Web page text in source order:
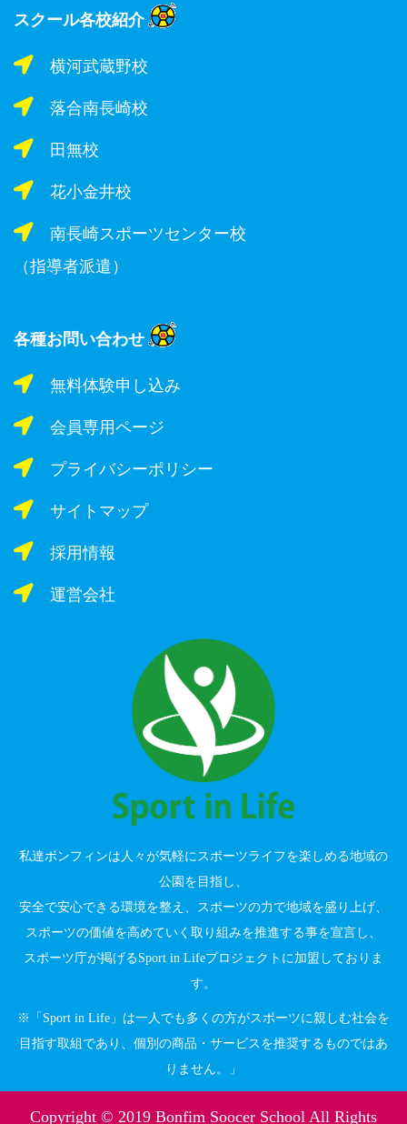
スクール各校紹介
横河武蔵野校
落合南長崎校
田無校
花小金井校
南長崎スポーツセンター校
（指導者派遣）
各種お問い合わせ
無料体験申し込み
会員専用ページ
プライバシーポリシー
サイトマップ
採用情報
運営会社
私達ボンフィンは人々が気軽にスポーツライフを楽しめる地域の
公園を目指し、
安全で安心できる環境を整え、スポーツの力で地域を盛り上げ、
スポーツの価値を高めていく取り組みを推進する事を宣言し、
スポーツ庁が掲げるSport in Lifeプロジェクトに加盟しておりま
す。
※「Sport in Life」は一人でも多くの方がスポーツに親しむ社会を
目指す取組であり、個別の商品・サービスを推奨するものではあ
りません。」
Copyright © 2019 Bonfim Soocer School All Rights